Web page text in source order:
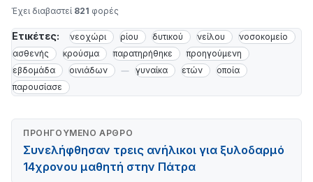
Έχει διαβαστεί 821 φορές
Ετικέτες: νεοχώρι ρίου δυτικού νείλου
νοσοκομείο
ασθενής
κρούσμα παρατηρήθηκε
προηγούμενη
εβδομάδα
οινιάδων γυναίκα ετών
οποία
παρουσίασε
ΠΡΟΗΓΟΎΜΕΝΟ ΆΡΘΡΟ
Συνελήφθησαν τρεις ανήλικοι για ξυλοδαρμό
14χρονου μαθητή στην Πάτρα